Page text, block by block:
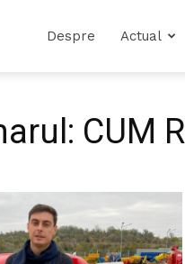
Despre Actual
CUM